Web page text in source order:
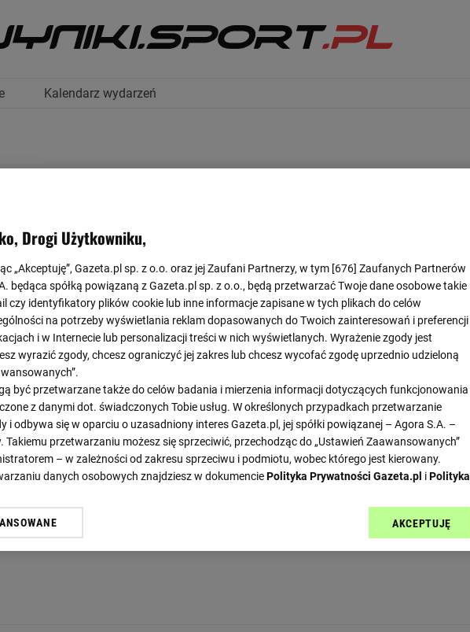
Kalendarz wydarzeń
TABELADrogi Użytkowniku,
„Akceptuję”, Gazeta.pl sp. z o.o. oraz jej Zaufani Partnerzy, w tym [676] Zaufanych Partnerów
będąca spółką powiązaną z Gazeta.pl sp. z o.o., będą przetwarzać Twoje dane osobowe takie
czy identyfikatory plików cookie lub inne informacje zapisane w tych plikach do celów
na potrzeby wyświetlania reklam dopasowanych do Twoich zainteresowań i preferencji
i w Internecie lub personalizacji treści w nich wyświetlanych. Wyrażenie zgody jest
wyrazić zgody, chcesz ograniczyć jej zakres lub chcesz wycofać zgodę uprzednio udzieloną
być przetwarzane także do celów badania i mierzenia informacji dotyczących funkcjonowania
z danymi dot. świadczonych Tobie usług. W określonych przypadkach przetwarzanie
i odbywa się w oparciu o uzasadniony interes Gazeta.pl, jej spółki powiązanej – Agora S.A. –
Takiemu przetwarzaniu możesz się sprzeciwić, przechodząc do „Ustawień Zaawansowanych”
– w zależności od zakresu sprzeciwu i podmiotu, wobec którego jest kierowany.
danych osobowych znajdziesz w dokumenciePolityka Prywatności Gazeta.pl iPolityka
też zgodę na zainstalowanie i przechowywanie plików cookie Gazeta.pl sp. z o.o., jej
AKCEPTUJĘ